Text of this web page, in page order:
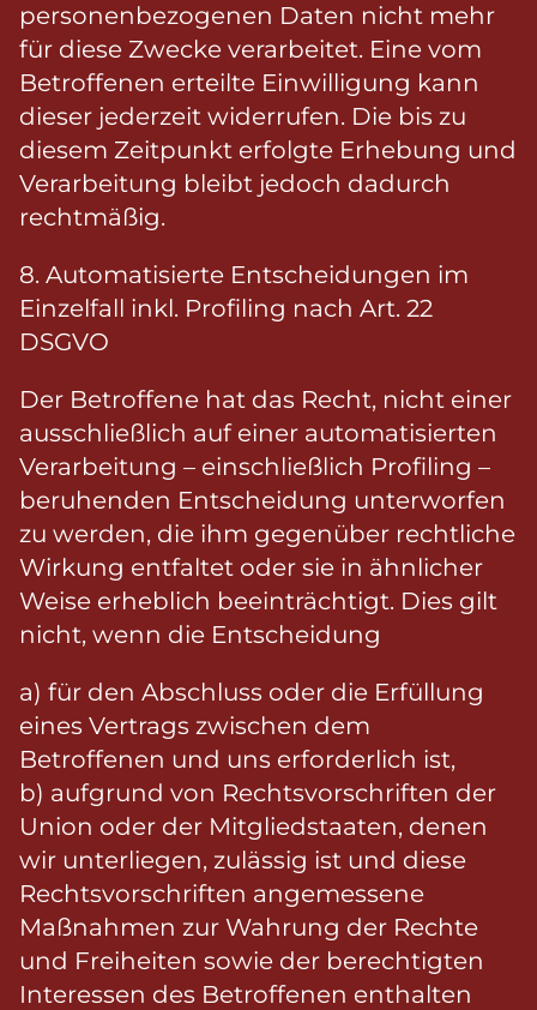
personenbezogenen Daten nicht mehr
für diese Zwecke verarbeitet. Eine vom
Betroffenen erteilte Einwilligung kann
dieser jederzeit widerrufen. Die bis zu
diesem Zeitpunkt erfolgte Erhebung und
Verarbeitung bleibt jedoch dadurch
rechtmäßig.
8. Automatisierte Entscheidungen im
Einzelfall inkl. Profiling nach Art. 22
DSGVO
Der Betroffene hat das Recht, nicht einer
ausschließlich auf einer automatisierten
Verarbeitung – einschließlich Profiling –
beruhenden Entscheidung unterworfen
zu werden, die ihm gegenüber rechtliche
Wirkung entfaltet oder sie in ähnlicher
Weise erheblich beeinträchtigt. Dies gilt
nicht, wenn die Entscheidung
a) für den Abschluss oder die Erfüllung
eines Vertrags zwischen dem
Betroffenen und uns erforderlich ist,
b) aufgrund von Rechtsvorschriften der
Union oder der Mitgliedstaaten, denen
wir unterliegen, zulässig ist und diese
Rechtsvorschriften angemessene
Maßnahmen zur Wahrung der Rechte
und Freiheiten sowie der berechtigten
Interessen des Betroffenen enthalten